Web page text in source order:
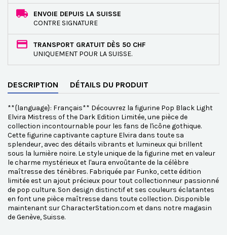
ENVOIE DEPUIS LA SUISSE
CONTRE SIGNATURE
TRANSPORT GRATUIT DÈS 50 CHF
UNIQUEMENT POUR LA SUISSE.
DESCRIPTION DÉTAILS DU PRODUIT
**{language}: Français** Découvrez la figurine Pop Black Light
Elvira Mistress of the Dark Edition Limitée, une pièce de
collection incontournable pour les fans de l'icône gothique.
Cette figurine captivante capture Elvira dans toute sa
splendeur, avec des détails vibrants et lumineux qui brillent
sous la lumière noire. Le style unique de la figurine met en valeur
le charme mystérieux et l'aura envoûtante de la célèbre
maîtresse des ténèbres. Fabriquée par Funko, cette édition
limitée est un ajout précieux pour tout collectionneur passionné
de pop culture. Son design distinctif et ses couleurs éclatantes
en font une pièce maîtresse dans toute collection. Disponible
maintenant sur CharacterStation.com et dans notre magasin
de Genève, Suisse.